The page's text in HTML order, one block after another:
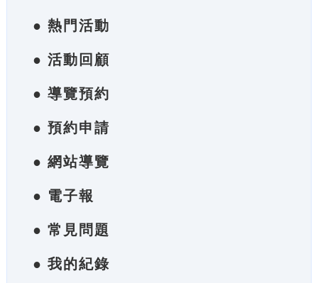
● 熱門活動
● 活動回顧
● 導覽預約
● 預約申請
● 網站導覽
● 電子報
● 常見問題
● 我的紀錄